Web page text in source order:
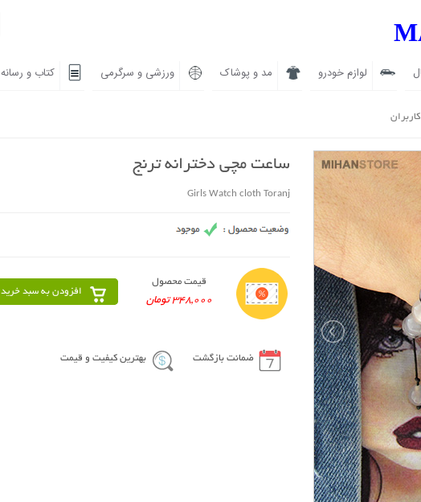
لوازم خودرو مد و پوشاک ورزشی و سرگرمی کتاب و رسانه
ساعت مچی دخترانه ترنج
Girls Watch cloth Toranj
قیمت محصول
348,000 تومان
افزودن به سبد خرید
ضمانت بازگشت بهترین کیفیت و قیمت